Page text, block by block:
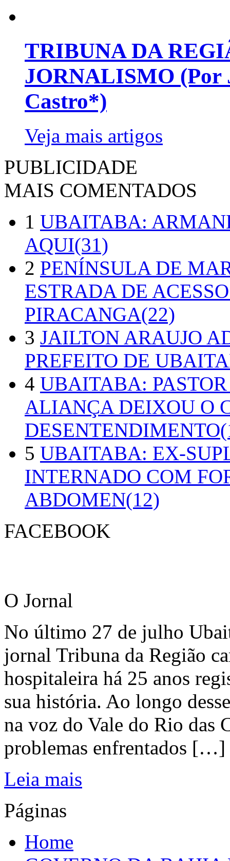
TRIBUNA DA
JORNALISMO (Por
Castro*)
Veja mais artigos
PUBLICIDADE
MAIS COMENTADOS
1 UBAITABA:
AQUI(31)
2 PENÍNSULA DE
ESTRADA DE
PIRACANGA(22)
3 JAILTON ARAUJO
PREFEITO DE
4 UBAITABA:
ALIANÇA DEIXOU O
5 UBAITABA: EX-
INTERNADO COM
ABDOMEN(12)
FACEBOOK
O Jornal
No último 27 de julho
jornal Tribuna da Região
hospitaleira há 25 anos
sua história. Ao longo
na voz do Vale do Rio das
problemas enfrentados […]
Leia mais
Páginas
Home